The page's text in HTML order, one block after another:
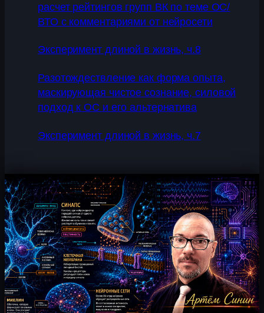
расчет рейтингов групп ВК по теме ОС/
ВТО с комментариями от нейросети
Эксперимент длиной в жизнь, ч.8
Разотождествление как форма опыта,
маскирующая чистое сознание, силовой
подход к ОС и его альтернатива
Эксперимент длиной в жизнь, ч.7